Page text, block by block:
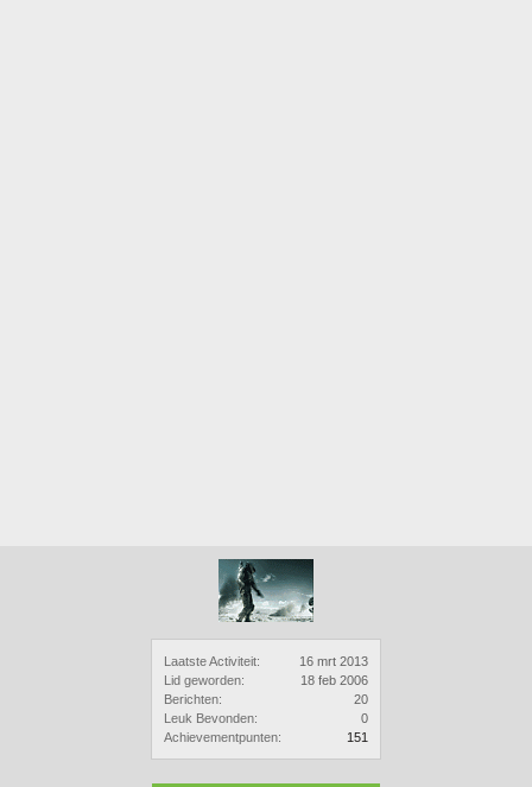
Laatste Activiteit:
16 mrt 2013
Lid geworden:
18 feb 2006
Berichten:
20
Leuk Bevonden:
0
Achievementpunten:
151